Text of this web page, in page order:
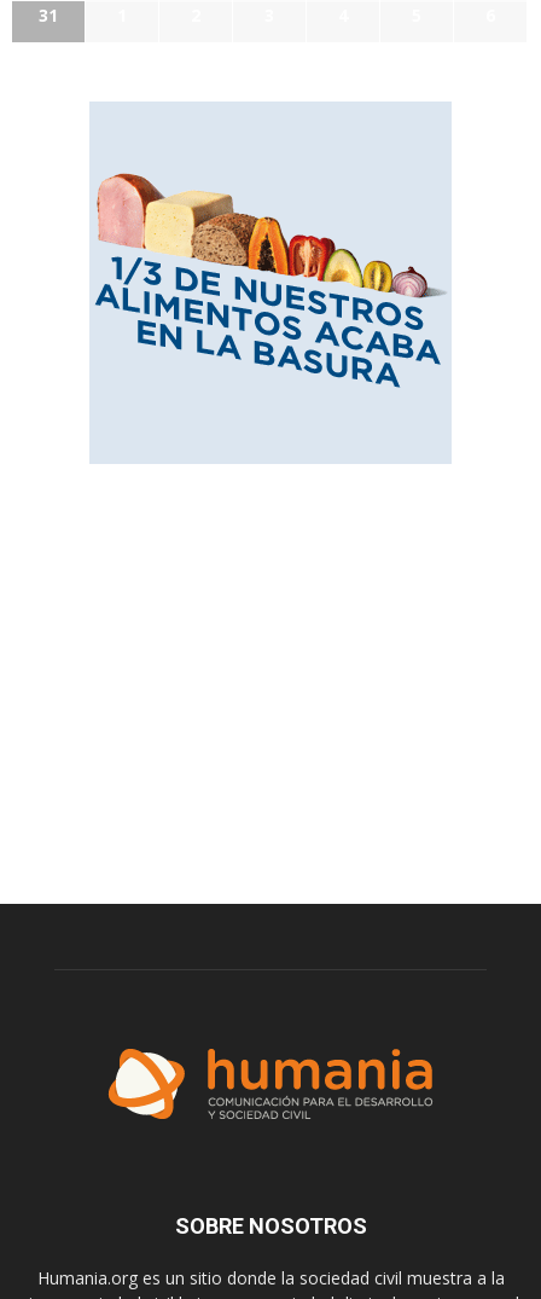
31
SOBRE NOSOTROS
Humania.org es un sitio donde la sociedad civil muestra a la